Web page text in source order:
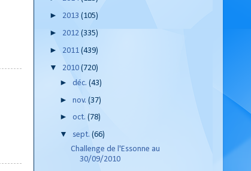
► 2013 (105)
► 2012 (335)
► 2011 (439)
▼ 2010 (720)
►déc.(43)
►nov.(37)
►oct.(78)
▼ sept.(66)
Challenge de l'Essonne au
30/09/2010